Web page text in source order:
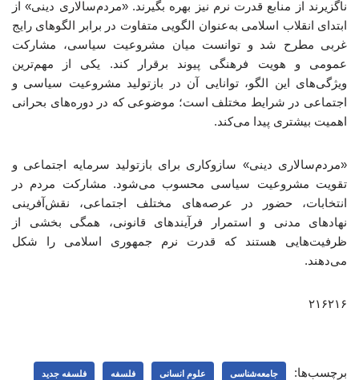
ناگزیرند از منابع قدرت نرم نیز بهره بگیرند. «مردم‌سالاری دینی» از
ابتدای انقلاب اسلامی به‌عنوان الگویی متفاوت در برابر الگوهای رایج
غربی مطرح شد و توانست میان مشروعیت سیاسی، مشارکت
عمومی و هویت فرهنگی پیوند برقرار کند. یکی از مهم‌ترین
ویژگی‌های این الگو، توانایی آن در بازتولید مشروعیت سیاسی و
اجتماعی در شرایط مختلف است؛ موضوعی که در دوره‌های بحرانی
اهمیت بیشتری پیدا می‌کند.
«مردم‌سالاری دینی» سازوکاری برای بازتولید سرمایه اجتماعی و
تقویت مشروعیت سیاسی محسوب می‌شود. مشارکت مردم در
انتخابات، حضور در عرصه‌های مختلف اجتماعی، نقش‌آفرینی
نهادهای مدنی و استمرار فرآیندهای قانونی، همگی بخشی از
ظرفیت‌هایی هستند که قدرت نرم جمهوری اسلامی را شکل
می‌دهند.
۲۱۶۲۱۶
برچسب‌ها: جامعه‌شناسی علوم انسانی فلسفه فلسفه جدید